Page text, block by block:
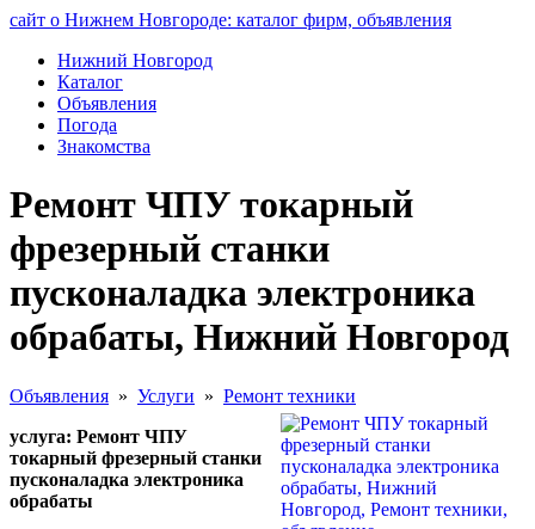
сайт о Нижнем Новгороде: каталог фирм, объявления
Нижний Новгород
Каталог
Объявления
Погода
Знакомства
Ремонт ЧПУ токарный
фрезерный станки
пусконаладка электроника
обрабаты, Нижний Новгород
Объявления » Услуги » Ремонт техники
услуга: Ремонт ЧПУ
токарный фрезерный станки
пусконаладка электроника
обрабаты